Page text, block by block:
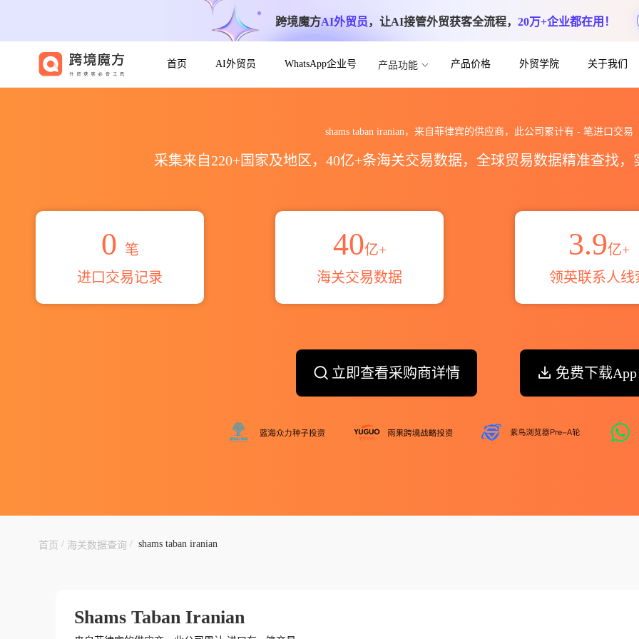
跨境魔方AI外贸员，让AI接管外贸获客全流程， 20万+企业都在用！
首页 AI外贸员 WhatsApp企业号 产品功能 产品价格 外贸学院 关于我们
shams taban iranian，来自菲律宾的供应商，此公司累计有 - 笔进口交易
采集来自220+国家及地区，40亿+条海关交易数据，全球贸易数据精准查找
0 笔
进口交易记录
40亿+
海关交易数据
3.9亿+
领英联系人线
立即查看采购商详情 免费下载App
首页 / 海关数据查询 / shams taban iranian
Shams Taban Iranian